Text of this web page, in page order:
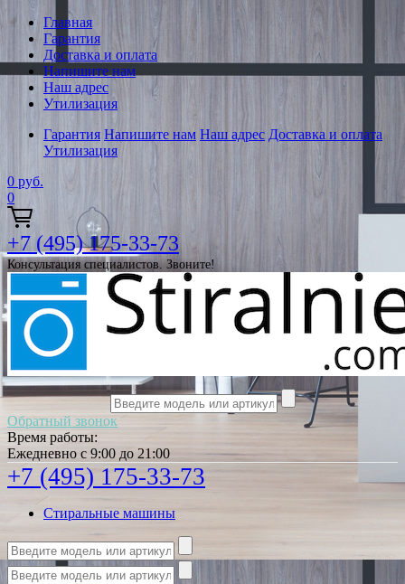
Главная
Гарантия
Доставка и оплата
Напишите нам
Наш адрес
Утилизация
Гарантия Напишите нам Наш адрес Доставка и оплата
Утилизация
0 руб.
0
+7 (495) 175-33-73
Консультация специалистов. Звоните!
Обратный звонок
Время работы:
Ежедневно с 9:00 до 21:00
+7 (495) 175-33-73
Стиральные машины